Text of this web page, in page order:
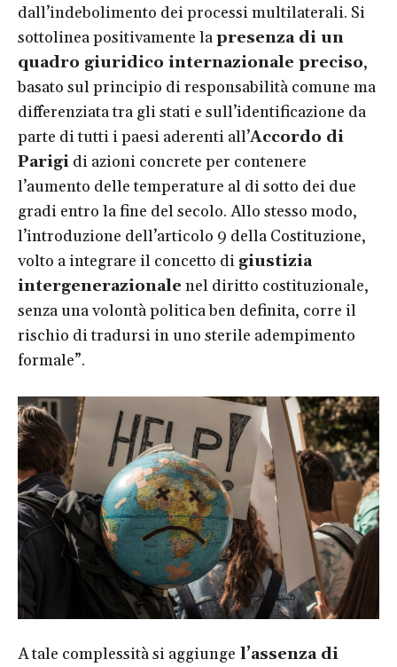
dall’indebolimento dei processi multilaterali. Si
sottolinea positivamente lapresenza di un
quadro giuridico internazionale preciso,
basato sul principio di responsabilità comune ma
differenziata tra gli stati e sull’identificazione da
parte di tutti i paesi aderenti all’Accordo di
Parigi di azioni concrete per contenere
l’aumento delle temperature al di sotto dei due
gradi entro la fine del secolo. Allo stesso modo,
l’introduzione dell’articolo 9 della Costituzione,
volto a integrare il concetto di giustizia
intergenerazionale nel diritto costituzionale,
senza una volontà politica ben definita, corre il
rischio di tradursi in uno sterile adempimento
formale”.
A tale complessità si aggiunge l’assenza di